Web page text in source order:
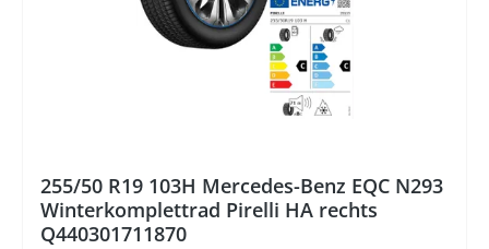
255/50 R19 103H Mercedes-Benz EQC N293
Winterkomplettrad Pirelli HA rechts
Q440301711870